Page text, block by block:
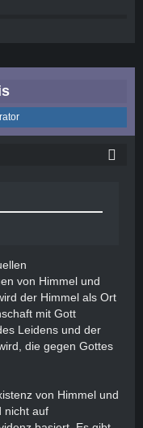
von Himmel und
der Himmel als Ort
mit Gott
Leidens und der
die gegen Gottes
von Himmel und
nicht auf